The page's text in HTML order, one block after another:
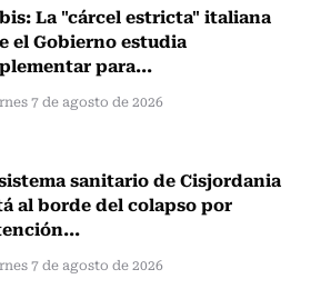
La "cárcel estricta" italiana
el Gobierno estudia
para...
7 de agosto de 2026
sanitario de Cisjordania
al borde del colapso por
7 de agosto de 2026